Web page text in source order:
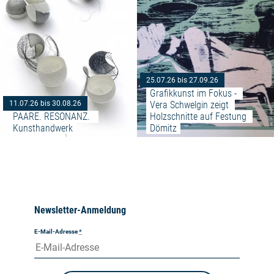
11.07.26 bis 30.08.26
PAARE. RESONANZ.
Kunsthandwerk
25.07.26 bis 27.09.26
Grafikkunst im Fokus -
Vera Schwelgin zeigt
Holzschnitte auf Festung
Dömitz
Newsletter-Anmeldung
E-Mail-Adresse*